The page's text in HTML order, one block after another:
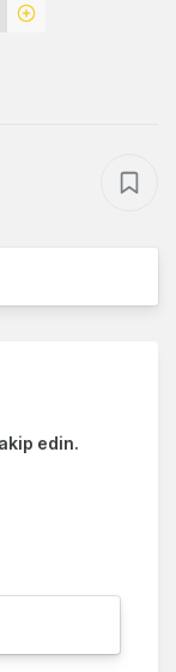
edin.